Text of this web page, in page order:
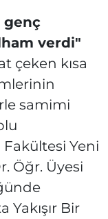
genç
verdi"
çeken kısa
samimi
Yeni
Öğr. Üyesi
Yakışır Bir